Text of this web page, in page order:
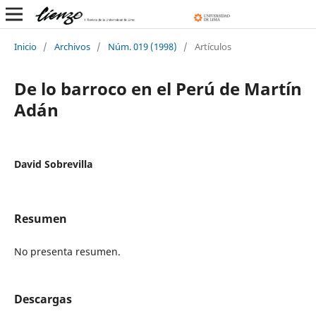
Inicio / Archivos / Núm. 019 (1998) / Artículos
De lo barroco en el Perú de Martín
Adán
David Sobrevilla
Resumen
No presenta resumen.
Descargas